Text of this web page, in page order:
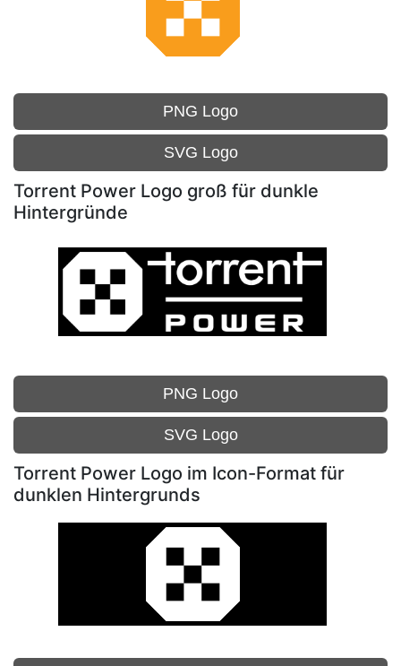
PNG Logo
SVG Logo
Torrent Power Logo groß für dunkle
Hintergründe
PNG Logo
SVG Logo
Torrent Power Logo im Icon-Format für
dunklen Hintergrunds